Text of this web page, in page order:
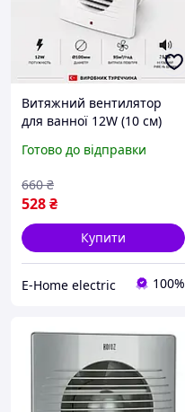
Витяжний вентилятор
для ванної 12W (10 см)
Готово до відправки
528₴
660 ₴
Купити
E-Home electric 100%